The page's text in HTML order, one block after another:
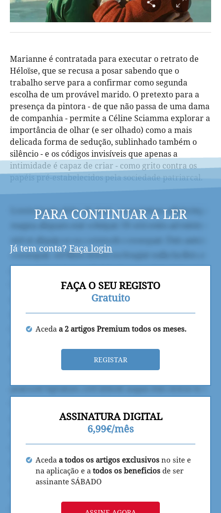
Marianne é contratada para executar o retrato de
Héloïse, que se recusa a posar sabendo que o
trabalho serve para a confirmar como segunda
escolha de um provável marido. O pretexto para a
presença da pintora - de que não passa de uma dama
de companhia - permite a Céline Sciamma explorar a
importância de olhar (e ser olhado) como a mais
delicada forma de sedução, sublinhado também o
silêncio - e os códigos invisíveis que apenas a
intimidade é capaz de criar - como grito contra os
papéis pré-estabelecidos pela sociedade patriarcal.
PARA CONTINUAR A LER
Já tem conta? Faça login
FAÇA O SEU REGISTO
Gratuito
Aceda a 2 artigos Premium todos os meses.
REGISTAR
ASSINATURA DIGITAL
6,99€/mês
Aceda a todos os artigos exclusivos no site e
na aplicação e a todos os beneficios de ser
assinante SÁBADO